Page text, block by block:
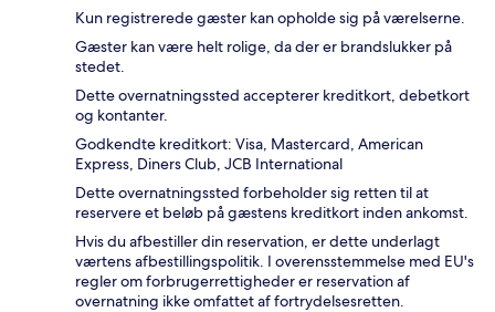
Kun registrerede gæster kan opholde sig på værelserne.
Gæster kan være helt rolige, da der er brandslukker på
stedet.
Dette overnatningssted accepterer kreditkort, debetkort
og kontanter.
Godkendte kreditkort: Visa, Mastercard, American
Express, Diners Club, JCB International
Dette overnatningssted forbeholder sig retten til at
reservere et beløb på gæstens kreditkort inden ankomst.
Hvis du afbestiller din reservation, er dette underlagt
værtens afbestillingspolitik. I overensstemmelse med EU's
regler om forbrugerrettigheder er reservation af
overnatning ikke omfattet af fortrydelsesretten.